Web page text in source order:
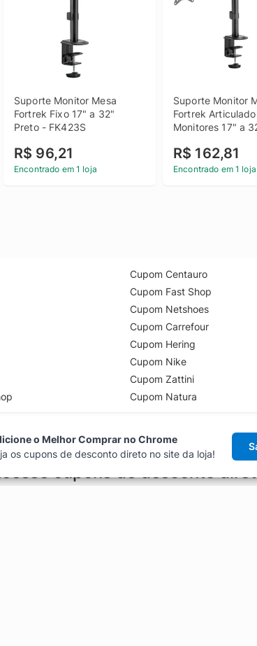
Suporte Monitor Mesa
Fortrek Fixo 17" a 32"
Preto - FK423S
R$ 96,21
Encontrado em 1 loja
Suporte Monitor
Fortrek
Monitores 17" a
R$ 162,81
Encontrado em 1 loja
Cupom Centauro
Cupom Fast Shop
Cupom Netshoes
Cupom Carrefour
Cupom Hering
Cupom Nike
Cupom Zattini
Cupom Natura
cupons de desconto
o Melhor Comprar no Chrome
os cupons de desconto direto no site da loja!